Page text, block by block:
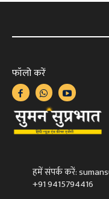
फॉलो करें
हमें संपर्क करें:
+91 9415794416